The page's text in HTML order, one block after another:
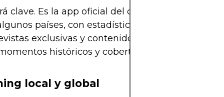
clave. Es la app oficial del organismo y
países, con estadísticas interactivas,
exclusivas y contenido personalizado.
históricos y cobertura 24/7 del torneo.
local y global